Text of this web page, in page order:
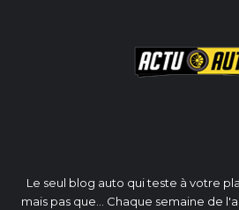
Le seul blog auto qui teste à votre
mais pas que... Chaque semaine de